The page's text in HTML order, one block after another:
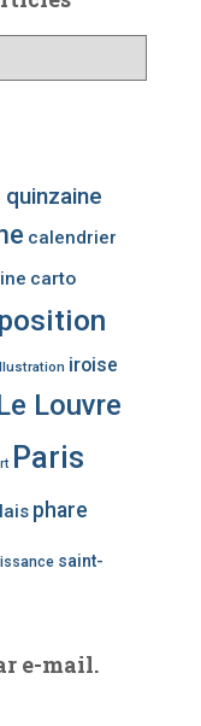
calendrier
carto
iroise
Louvre
Paris
phare
saint-
e-mail.